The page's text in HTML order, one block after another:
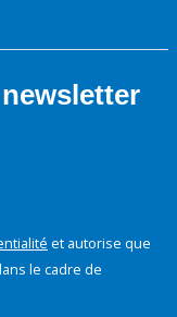
et autorise que
le cadre de